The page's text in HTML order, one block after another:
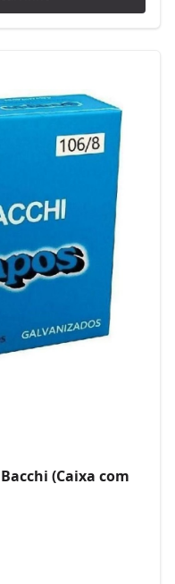
(Caixa com